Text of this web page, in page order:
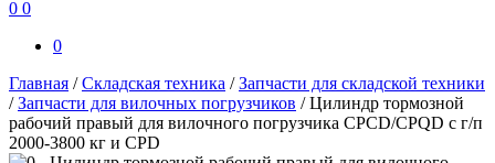
0 0
0
Главная /Складская техника /Запчасти для складской техники
/Запчасти для вилочных погрузчиков /Цилиндр тормозной
рабочий правый для вилочного погрузчика CPCD/CPQD с г/п
2000-3800 кг и CPD